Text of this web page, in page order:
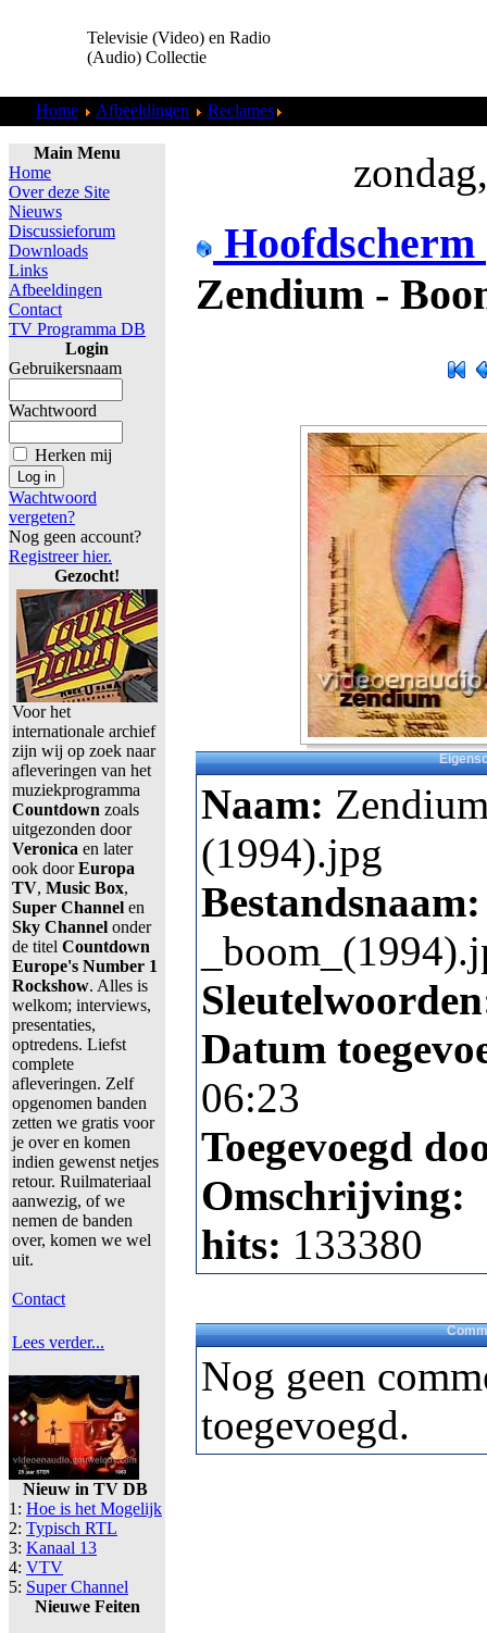
Televisie (Video) en Radio
(Audio) Collectie
Home Afbeeldingen Reclames
Main Menu
Home
Over deze Site
Nieuws
Discussieforum
Downloads
Links
Afbeeldingen
Contact
TV Programma DB
Login
Gebruikersnaam
Wachtwoord
Herken mij
Wachtwoord
vergeten?
Nog geen account?
Registreer hier.
Gezocht!
Voor het
internationale archief
zijn wij op zoek naar
afleveringen van het
muziekprogramma
Countdown zoals
uitgezonden door
Veronica en later
ook doorEuropa
TV, Music Box,
Super Channel en
Sky Channel onder
de titel Countdown
Europe's Number 1
Rockshow. Alles is
welkom; interviews,
presentaties,
optredens. Liefst
complete
afleveringen. Zelf
opgenomen banden
zetten we gratis voor
je over en komen
indien gewenst netjes
retour. Ruilmateriaal
aanwezig, of we
nemen de banden
over, komen we wel
uit.
Contact
Lees verder...
Nieuw in TV DB
1: Hoe is het Mogelijk
2: Typisch RTL
3: Kanaal 13
4: VTV
5: Super Channel
Nieuwe Feiten
Hoofdscherm
Zendium -
Naam:
(1994).jpg
Datum
06:23
Toegevoegd
Omschrijving:
hits: 133380
Nog geen
toegevoegd.